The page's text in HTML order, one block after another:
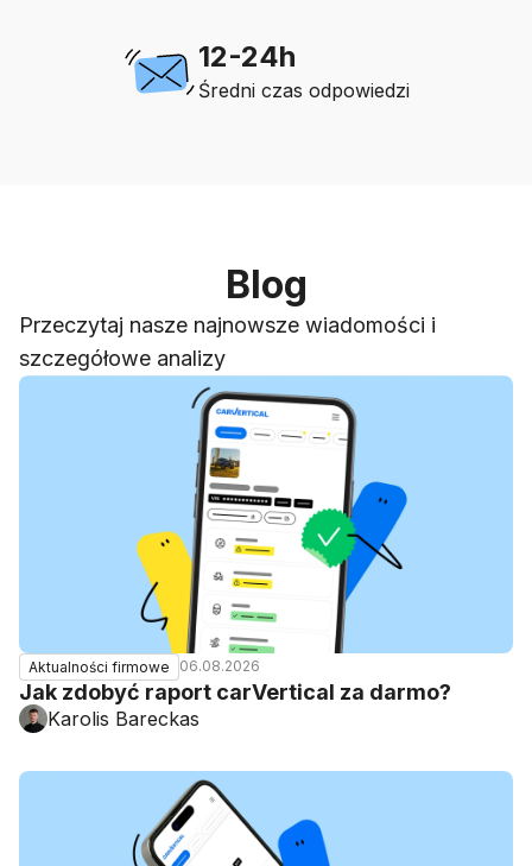
12-24h
Średni czas odpowiedzi
Blog
Przeczytaj nasze najnowsze wiadomości i
szczegółowe analizy
Aktualności firmowe 06.08.2026
Jak zdobyć raport carVertical za darmo?
Karolis Bareckas